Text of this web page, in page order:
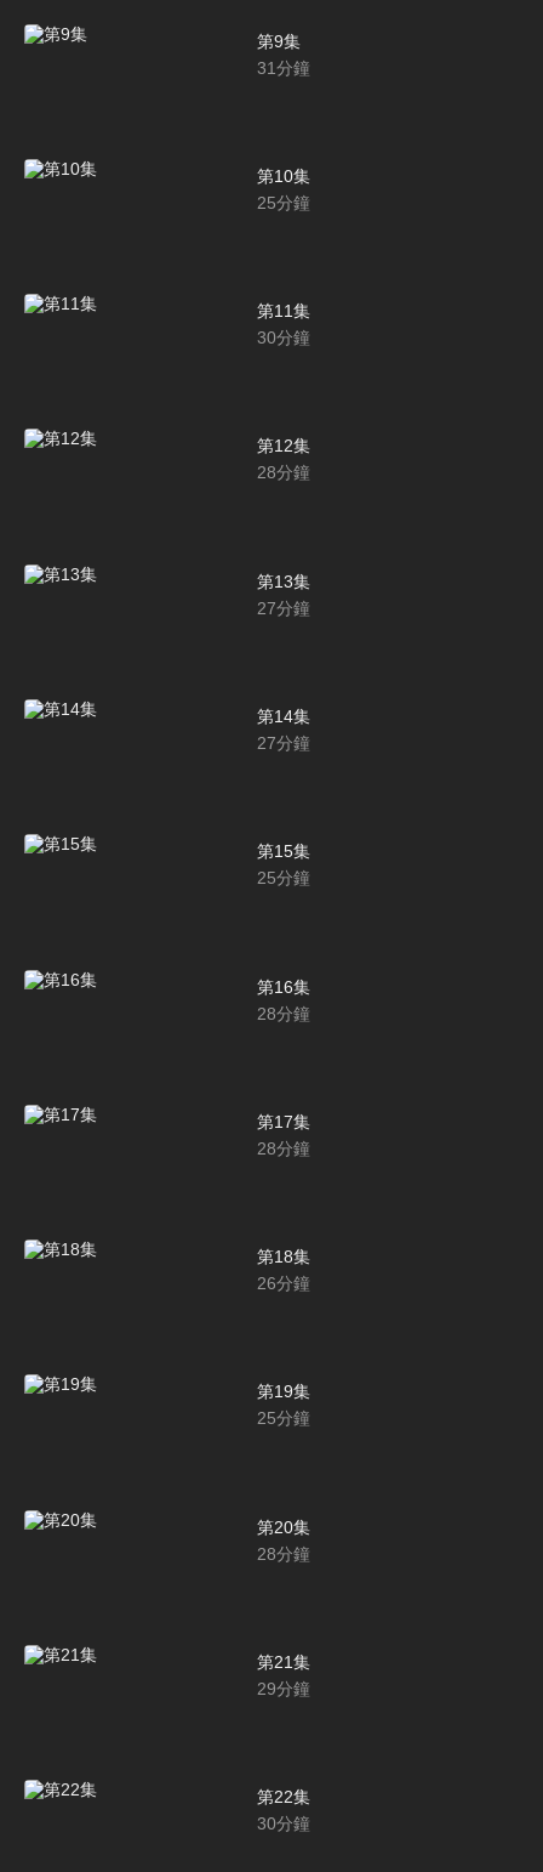
第9集
31分鐘
第10集
25分鐘
第11集
30分鐘
第12集
28分鐘
第13集
27分鐘
第14集
27分鐘
第15集
25分鐘
第16集
28分鐘
第17集
28分鐘
第18集
26分鐘
第19集
25分鐘
第20集
28分鐘
第21集
29分鐘
第22集
30分鐘